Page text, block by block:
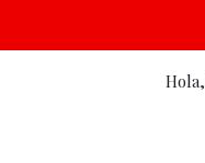
Hola,